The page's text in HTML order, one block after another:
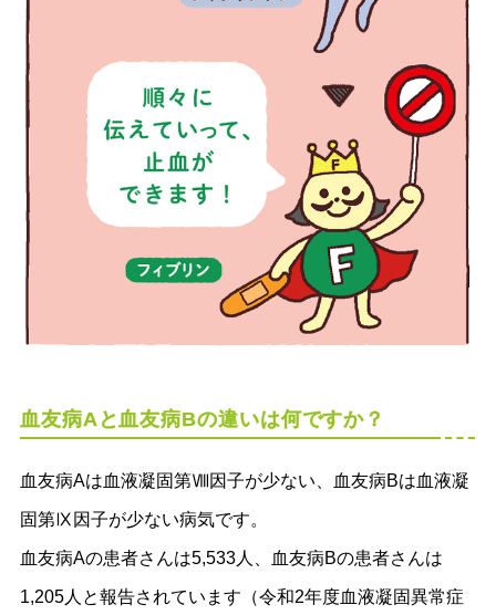
血友病Aと血友病Bの違いは何ですか？
血友病Aは血液凝固第Ⅷ因子が少ない、血友病Bは血液凝
固第Ⅸ因子が少ない病気です。
血友病Aの患者さんは5,533人、血友病Bの患者さんは
1,205人と報告されています（令和2年度血液凝固異常症